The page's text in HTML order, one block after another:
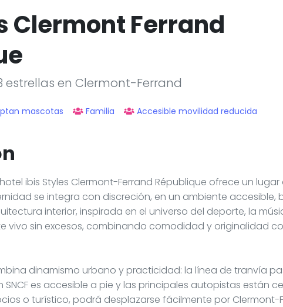
Clermont Ferrand
en Clermont-Ferrand
mascotas Familia Accesible movilidad reducida
ibis Styles Clermont-Ferrand République ofrece un lugar
se integra con discreción, en un ambiente accesible,
interior, inspirada en el universo del deporte, la
vivo sin excesos, combinando comodidad y originalidad
dinamismo urbano y practicidad: la línea de tranvía
es accesible a pie y las principales autopistas están
o turístico, podrá desplazarse fácilmente por Clermont-